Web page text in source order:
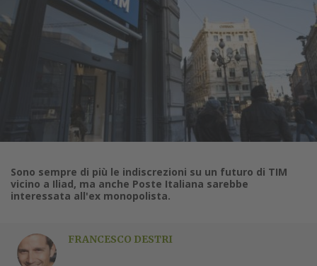
Sono sempre di più le indiscrezioni su un futuro di TIM
vicino a Iliad, ma anche Poste Italiana sarebbe
interessata all'ex monopolista.
FRANCESCO DESTRI